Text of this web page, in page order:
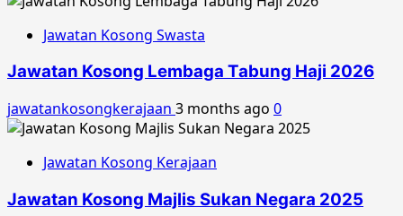
Jawatan Kosong Swasta
Jawatan Kosong Lembaga Tabung Haji 2026
jawatankosongkerajaan 3 months ago 0
Jawatan Kosong Kerajaan
Jawatan Kosong Majlis Sukan Negara 2025